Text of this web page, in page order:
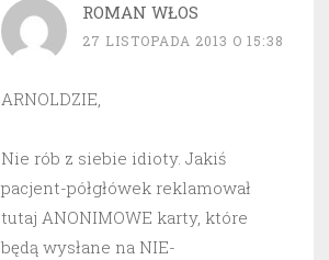
ROMAN WŁOS
27 LISTOPADA 2013 O 15:38
ARNOLDZIE,
Nie rób z siebie idioty. Jakiś
pacjent-półgłówek reklamował
tutaj ANONIMOWE karty, które
będą wysłane na NIE-